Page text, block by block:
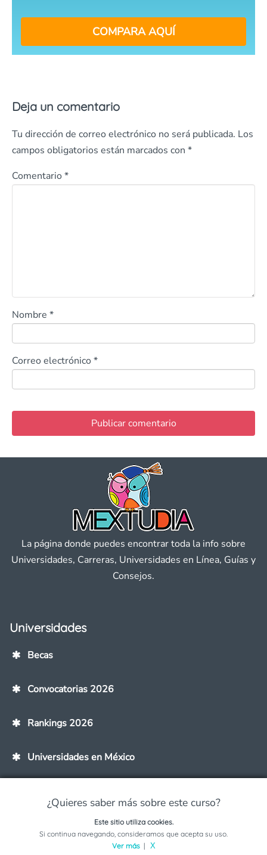
COMPARA AQUÍ
Deja un comentario
Tu dirección de correo electrónico no será publicada. Los
campos obligatorios están marcados con *
Comentario *
Nombre *
Correo electrónico *
¿Quieres saber más sobre este curso?
Solicita información sobre este programa
La página donde puedes encontrar toda la info sobre
Universidades, Carreras, Universidades en Línea, Guías y
Consejos.
Universidades
Becas
Convocatorias 2026
Rankings 2026
Universidades en México
Universidades en tu Ciudad
Este sitio utiliza cookies.
Si continua navegando, consideramos que acepta su uso.
Ver más| X